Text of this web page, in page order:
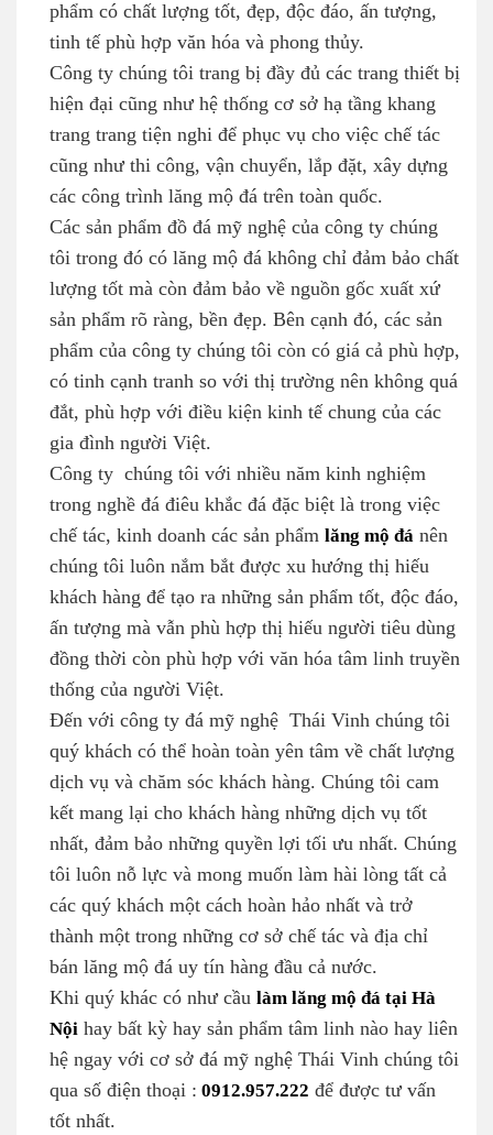
phẩm có chất lượng tốt, đẹp, độc đáo, ấn tượng,
tinh tế phù hợp văn hóa và phong thủy.
Công ty chúng tôi trang bị đầy đủ các trang thiết bị
hiện đại cũng như hệ thống cơ sở hạ tầng khang
trang trang tiện nghi để phục vụ cho việc chế tác
cũng như thi công, vận chuyển, lắp đặt, xây dựng
các công trình lăng mộ đá trên toàn quốc.
Các sản phẩm đồ đá mỹ nghệ của công ty chúng
tôi trong đó có lăng mộ đá không chỉ đảm bảo chất
lượng tốt mà còn đảm bảo về nguồn gốc xuất xứ
sản phẩm rõ ràng, bền đẹp. Bên cạnh đó, các sản
phẩm của công ty chúng tôi còn có giá cả phù hợp,
có tinh cạnh tranh so với thị trường nên không quá
đắt, phù hợp với điều kiện kinh tế chung của các
gia đình người Việt.
Công ty chúng tôi với nhiều năm kinh nghiệm
trong nghề đá điêu khắc đá đặc biệt là trong việc
chế tác, kinh doanh các sản phẩm lăng mộ đá nên
chúng tôi luôn nắm bắt được xu hướng thị hiếu
khách hàng để tạo ra những sản phẩm tốt, độc đáo,
ấn tượng mà vẫn phù hợp thị hiếu người tiêu dùng
đồng thời còn phù hợp với văn hóa tâm linh truyền
thống của người Việt.
Đến với công ty đá mỹ nghệ Thái Vinh chúng tôi
quý khách có thể hoàn toàn yên tâm về chất lượng
dịch vụ và chăm sóc khách hàng. Chúng tôi cam
kết mang lại cho khách hàng những dịch vụ tốt
nhất, đảm bảo những quyền lợi tối ưu nhất. Chúng
tôi luôn nỗ lực và mong muốn làm hài lòng tất cả
các quý khách một cách hoàn hảo nhất và trở
thành một trong những cơ sở chế tác và địa chỉ
bán lăng mộ đá uy tín hàng đầu cả nước.
Khi quý khác có như cầu làm lăng mộ đá tại Hà
Nội hay bất kỳ hay sản phẩm tâm linh nào hay liên
hệ ngay với cơ sở đá mỹ nghệ Thái Vinh chúng tôi
qua số điện thoại : 0912.957.222 để được tư vấn
tốt nhất.